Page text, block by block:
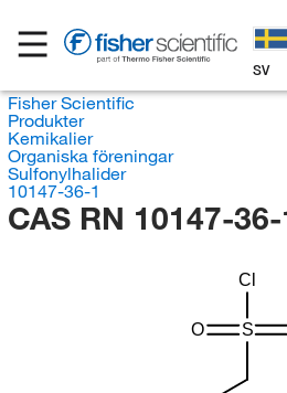
SV
Fisher Scientific
Produkter
Kemikalier
Organiska föreningar
Sulfonylhalider
10147-36-1
CAS RN 10147-36-
S
Cl
O